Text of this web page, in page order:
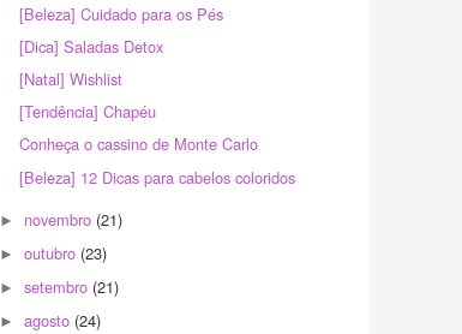
[Beleza] Cuidado para os Pés
[Dica] Saladas Detox
[Natal] Wishlist
[Tendência] Chapéu
Conheça o cassino de Monte Carlo
[Beleza] 12 Dicas para cabelos coloridos
► novembro (21)
►outubro (23)
►setembro (21)
►agosto (24)